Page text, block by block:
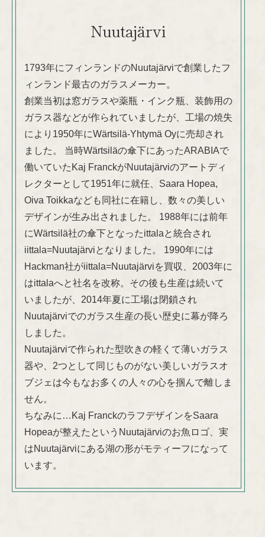
Nuutajärvi
1793年にフィンランドのNuutajärviで創業したフ
ィンランド最古のガラスメーカー。
創業当初は窓ガラスや薬瓶・インク瓶、装飾用の
ガラス器などが作られていましたが、工場の焼失
により1950年にWärtsilä-Yhtymä Oyに売却され
ました。 当時Wärtsiläの傘下にあったARABIAで
働いていたKaj FranckがNuutajärviのアートディ
レクターとして1951年に就任、Saara Hopea,
Oiva Toikkaなども同社に在籍し、数々の美しい
デザインが生み出されました。 1988年には前年
にWärtsilä社の傘下となったittalaと統合され
iittala=Nuutajärviとなりました。 1990年には
Hackman社がiittala=Nuutajärviを買収、2003年に
はittalaへと社名を改称。その後も生産は続いて
いましたが、2014年夏に工場は閉鎖され
Nuutajärviでのガラス生産の長い歴史に幕が降ろ
しました。
Nuutajärviで作られた型吹きの軽くて薄いガラス
器や、2つとして同じものがない美しいガラスオ
ブジェは今もなお多くの人々の心を掴んで離しま
せん。
ちなみに…Kaj FranckのラフデザインをSaara
Hopeaが整えたというNuutajärviのお魚ロゴ、実
はNuutajärviにある湖の形がモティーフになって
います。